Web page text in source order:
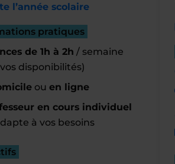
l’année scolaire
pratiques
de 1h à 2h / semaine
disponibilités)
ou en ligne
en cours individuel
à vos besoins